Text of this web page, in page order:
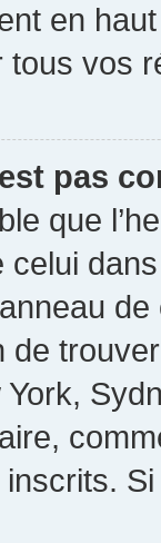
en
tous vos
pas
que
celui
de
de
Si